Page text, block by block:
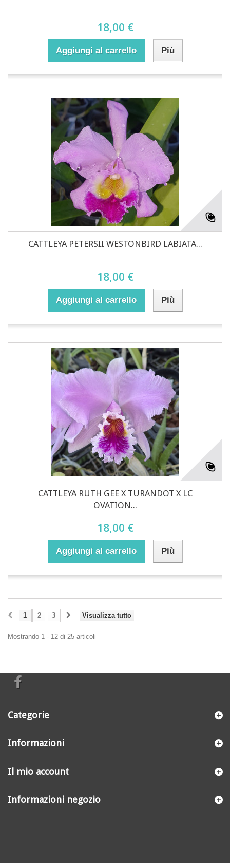
18,00 €
Aggiungi al carrello Più
CATTLEYA PETERSII WESTONBIRD LABIATA...
18,00 €
Aggiungi al carrello Più
CATTLEYA RUTH GEE X TURANDOT X LC
OVATION...
18,00 €
Aggiungi al carrello Più
Visualizza tutto
1 2 3
Mostrando 1 - 12 di 25 articoli
Categorie
Informazioni
Il mio account
Informazioni negozio